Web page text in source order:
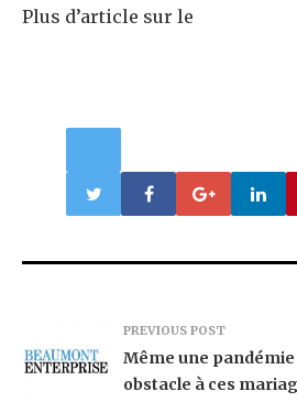
Plus d’article sur le
PREVIOUS POST
Même une
obstacle à ces